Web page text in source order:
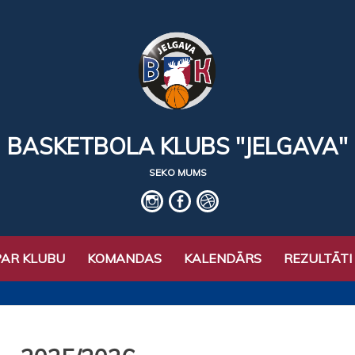
BASKETBOLA KLUBS "JELGAVA"
SEKO MUMS
IG fb basket
KLUBU KOMANDAS KALENDĀRS REZULTĀTI